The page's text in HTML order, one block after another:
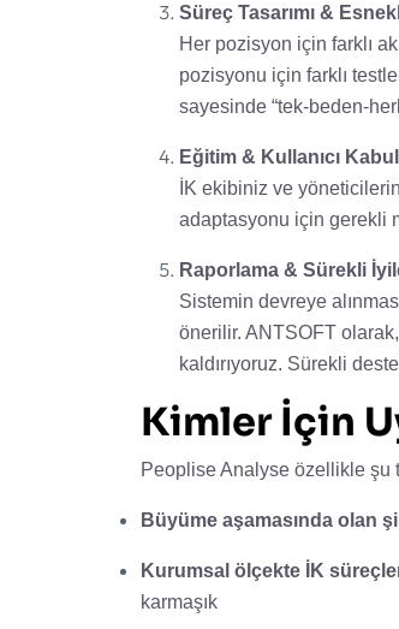
Süreç Tasarımı &
Her pozisyon için farklı
pozisyonu için farklı
sayesinde
Eğitim & Kullanıcı Kabul
İK ekibiniz ve
adaptasyonu için gerekli
Raporlama & Sürekli
Sistemin devreye
önerilir. ANTSOFT
kaldırıyoruz. Sürekli
Kimler İçin
Peoplise Analyse özellikle şu
Büyüme aşamasında olan
Kurumsal ölçekte İK
karmaşık